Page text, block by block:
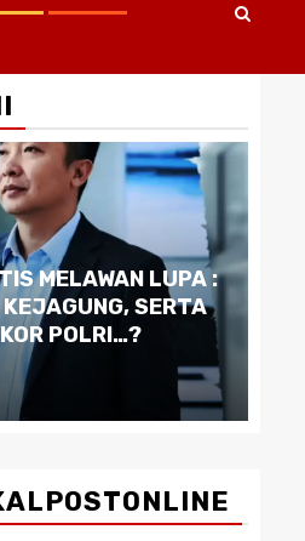
MELAWAN LUPA :
SERTA
POLRI…?